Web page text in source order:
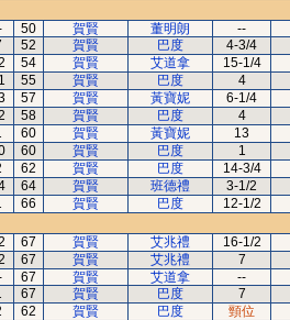
50 賀賢 董明朗 --
52 賀賢 巴度 4-3/4
54 賀賢 艾道拿 15-1/4
55 賀賢 巴度 4
57 賀賢 黃寶妮 6-1/4
58 賀賢 巴度 4
60 賀賢 黃寶妮 13
60 賀賢 巴度 1
62 賀賢 巴度 14-3/4
64 賀賢 班德禮 3-1/2
66 賀賢 巴度 12-1/2
67 賀賢 艾兆禮 16-1/2
67 賀賢 艾兆禮 7
67 賀賢 艾道拿 --
67 賀賢 巴度 7
62 賀賢 巴度 頸位